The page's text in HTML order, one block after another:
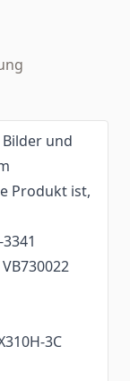
und
Produkt ist,
3C